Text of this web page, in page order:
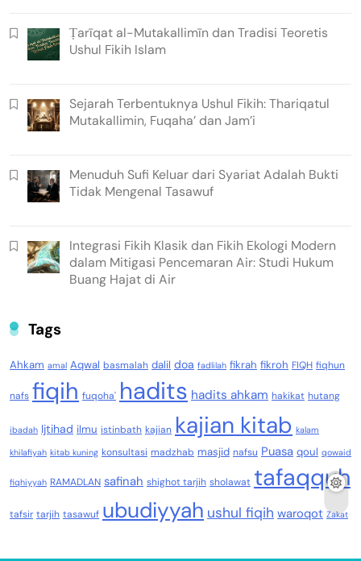
Ṭarīqat al-Mutakallimīn dan Tradisi Teoretis
Ushul Fikih Islam
Sejarah Terbentuknya Ushul Fikih: Thariqatul
Mutakallimin, Fuqaha’ dan Jam’i
Menuduh Sufi Keluar dari Syariat Adalah Bukti
Tidak Mengenal Tasawuf
Integrasi Fikih Klasik dan Fikih Ekologi Modern
dalam Mitigasi Pencemaran Air: Studi Hukum
Buang Hajat di Air
Tags
Ahkam amal Aqwal basmalah dalil doa fadlilah fikrah fikroh FIQH fiqhun
nafs fiqih fuqoha' hadits hadits ahkam hakikat hutang
ibadah Ijtihad ilmu istinbath kajian kajian kitab kalam
khilafiyah kitab kuning konsultasi madzhab masjid nafsu Puasa qoul qowaid
fiqhiyyah RAMADLAN safinah shighot tarjih sholawat tafaqquh
tafsir tarjih tasawuf ubudiyyah ushul fiqih waroqot Zakat